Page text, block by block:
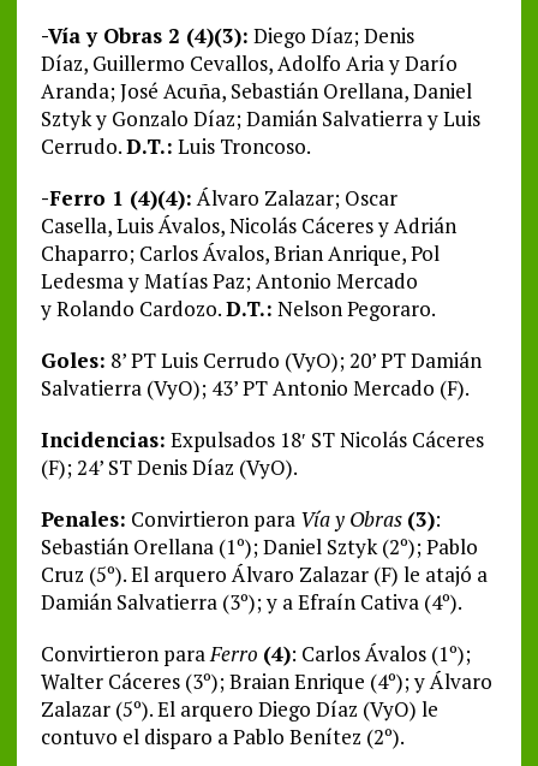
-Vía y Obras 2 (4)(3): Diego Díaz; Denis
Díaz, Guillermo Cevallos, Adolfo Aria y Darío
Aranda; José Acuña, Sebastián Orellana, Daniel
Sztyk y Gonzalo Díaz; Damián Salvatierra y Luis
Cerrudo.D.T.: Luis Troncoso.
-Ferro 1 (4)(4):Álvaro Zalazar; Oscar
Casella, Luis Ávalos, Nicolás Cáceres y Adrián
Chaparro; Carlos Ávalos, Brian Anrique, Pol
Ledesma y Matías Paz; Antonio Mercado
y Rolando Cardozo.D.T.: Nelson Pegoraro.
Goles: 8’ PT Luis Cerrudo (VyO); 20’ PT Damián
Salvatierra (VyO); 43’ PT Antonio Mercado (F).
Incidencias: Expulsados 18′ ST Nicolás Cáceres
(F); 24’ ST Denis Díaz (VyO).
Penales: Convirtieron para Vía y Obras (3):
Sebastián Orellana (1º); Daniel Sztyk (2º); Pablo
Cruz (5º). El arquero Álvaro Zalazar (F) le atajó a
Damián Salvatierra (3º); y a Efraín Cativa (4º).
Convirtieron paraFerro (4): Carlos Ávalos (1º);
Walter Cáceres (3º); Braian Enrique (4º); y Álvaro
Zalazar (5º). El arquero Diego Díaz (VyO) le
contuvo el disparo a Pablo Benítez (2º).